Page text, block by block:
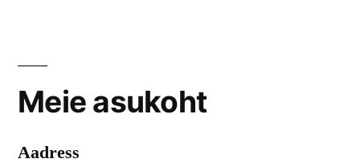
leheküljendus
Meie asukoht
Aadress